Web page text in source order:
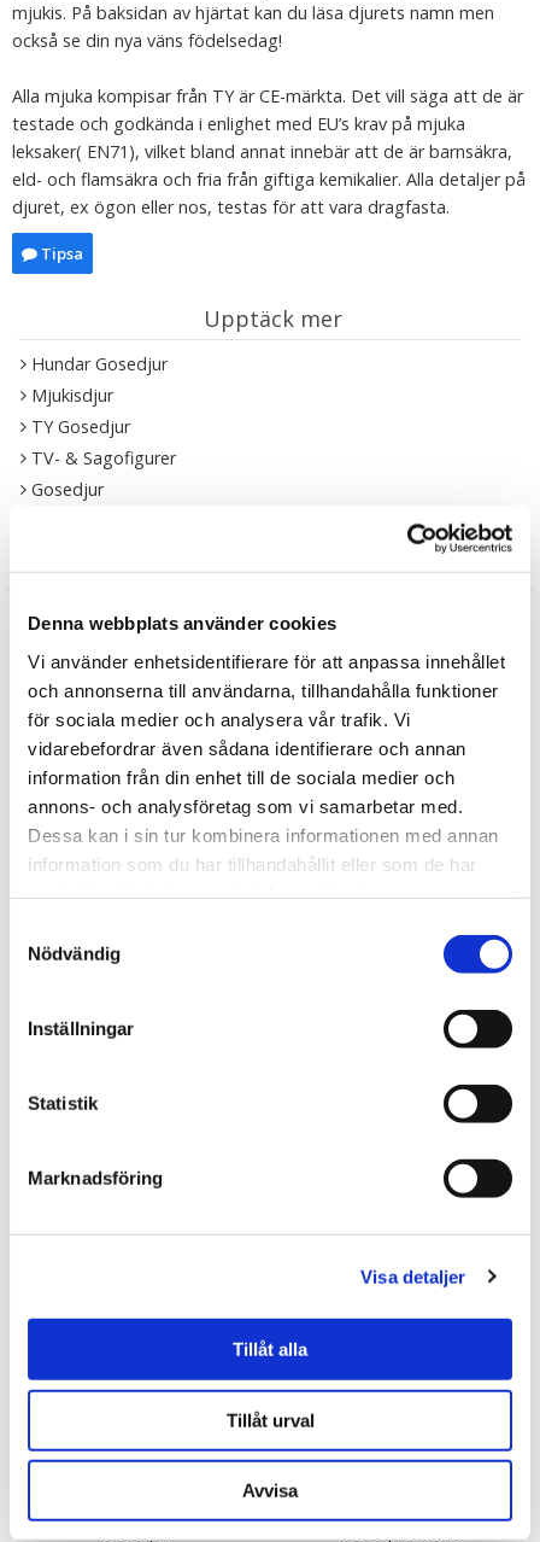
Denna webbplats använder cookies
Vi använder enhetsidentifierare för att anpassa innehållet
och annonserna till användarna, tillhandahålla funktioner
för sociala medier och analysera vår trafik. Vi
vidarebefordrar även sådana identifierare och annan
information från din enhet till de sociala medier och
annons- och analysföretag som vi samarbetar med.
Dessa kan i sin tur kombinera informationen med annan
information som du har tillhandahållit eller som de har
Nödvändig
Inställningar
Statistik
Marknadsföring
Visa detaljer
Tillåt alla
Tillåt urval
Avvisa
mjukis. På baksidan av hjärtat kan du läsa djurets namn men
också se din nya väns födelsedag!
Alla mjuka kompisar från TY är CE-märkta. Det vill säga att de är
testade och godkända i enlighet med EU’s krav på mjuka
leksaker( EN71), vilket bland annat innebär att de är barnsäkra,
eld- och flamsäkra och fria från giftiga kemikalier. Alla detaljer på
djuret, ex ögon eller nos, testas för att vara dragfasta.
Tipsa
Upptäck mer
Hundar Gosedjur
Mjukisdjur
TY Gosedjur
TV- & Sagofigurer
Gosedjur
Recensioner
Skriv en recension
Liknande produkter
★★ ★
110.00 kr
Paw Patrol Rocky - TY
Paw Patrol Marshall